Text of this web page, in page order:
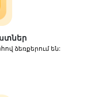
ձեռքերում են: